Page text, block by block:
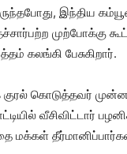
இந்​திய
முற்​போக்கு
கலங்கி பேசுகிறார்.
குரல் கொடுத்​தவர்
வீசி​விட்​டார்
மக்​கள்